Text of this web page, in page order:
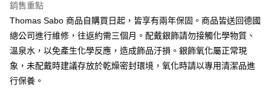
運送方式
黑貓宅急便
每筆NT$100，滿NT$3,000(含以上)免運費
銷售重點
Thomas Sabo 商品自購買日起，皆享有兩年保固。商品皆送回德國
總公司進行維修，往返約需三個月。配戴銀飾請勿接觸化學物質、
溫泉水，以免產生化學反應，造成飾品汙損。銀飾氧化屬正常現
象，未配戴時建議存放於乾燥密封環境，氧化時請以專用清潔品進
行保養。